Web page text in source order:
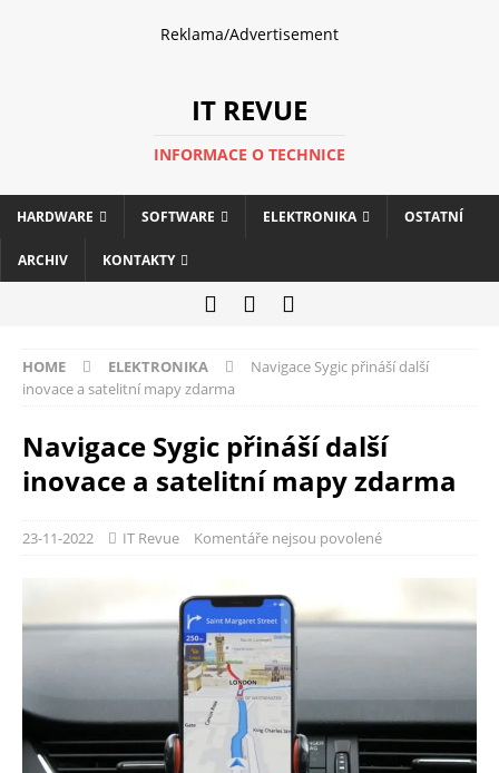
Reklama/Advertisement
IT REVUE
INFORMACE O TECHNICE
HARDWARE SOFTWARE ELEKTRONIKA OSTATNÍ
ARCHIV KONTAKTY
HOME ELEKTRONIKA
Navigace Sygic přináší další
inovace a satelitní mapy zdarma
Navigace Sygic přináší další
inovace a satelitní mapy zdarma
23-11-2022 IT Revue Komentáře nejsou povolené